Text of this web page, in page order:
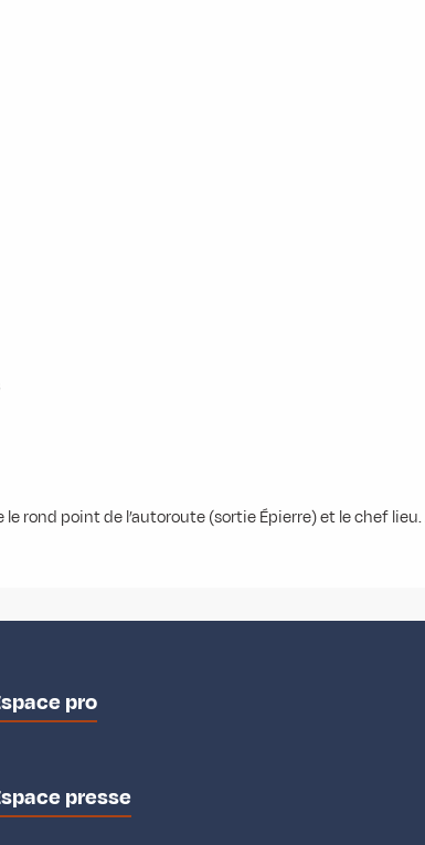
le rond point de l’autoroute (sortie Épierre) et le chef
pro
presse